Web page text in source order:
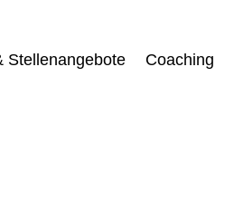
Stellenangebote Coaching